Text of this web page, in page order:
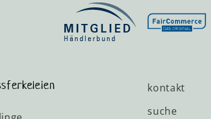
kontakt
suche